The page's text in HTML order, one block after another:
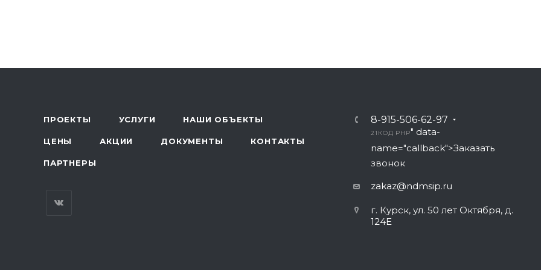
ПРОЕКТЫ УСЛУГИ НАШИ ОБЪЕКТЫ
ЦЕНЫ АКЦИИ ДОКУМЕНТЫ КОНТАКТЫ
ПАРТНЕРЫ
8-915-506-62-97
21 КОД PHP" data-
name="callback">Заказать
звонок
zakaz@ndmsip.ru
г. Курск, ул. 50 лет Октября, д.
124Е